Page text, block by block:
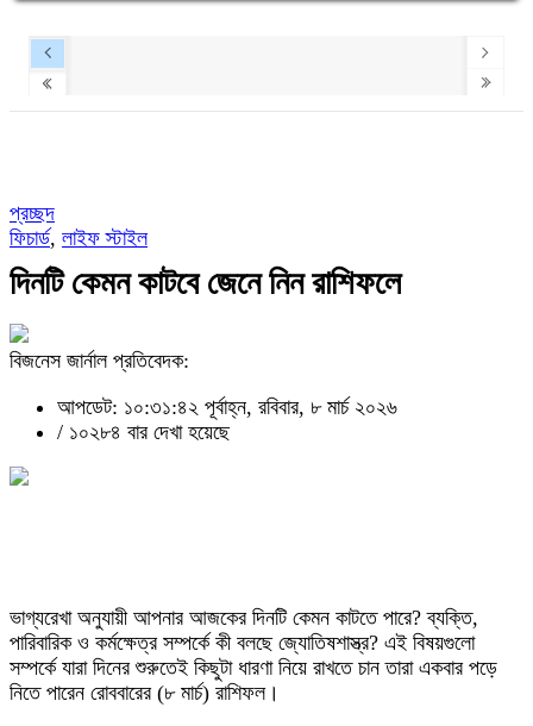
প্রচ্ছদ
ফিচার্ড, লাইফ স্টাইল
দিনটি কেমন কাটবে জেনে নিন রাশিফলে
বিজনেস জার্নাল প্রতিবেদক:
আপডেট: ১০:৩১:৪২ পূর্বাহ্ন, রবিবার, ৮ মার্চ ২০২৬
/ ১০২৮৪ বার দেখা হয়েছে
ভাগ্যরেখা অনুযায়ী আপনার আজকের দিনটি কেমন কাটতে পারে? ব্যক্তি,
পারিবারিক ও কর্মক্ষেত্র সম্পর্কে কী বলছে জ্যোতিষশাস্ত্র? এই বিষয়গুলো
সম্পর্কে যারা দিনের শুরুতেই কিছুটা ধারণা নিয়ে রাখতে চান তারা একবার পড়ে
নিতে পারেন রোববারের (৮ মার্চ) রাশিফল।